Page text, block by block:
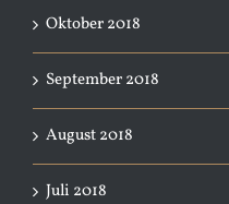
Oktober 2018
September 2018
August 2018
Juli 2018